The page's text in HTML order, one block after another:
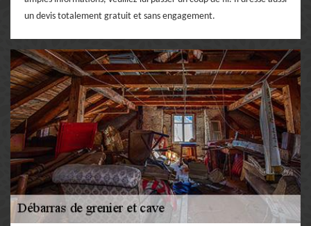
un devis totalement gratuit et sans engagement.